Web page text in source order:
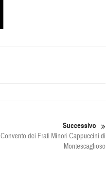
Successivo
dei Frati Minori Cappuccini di
Montescaglioso